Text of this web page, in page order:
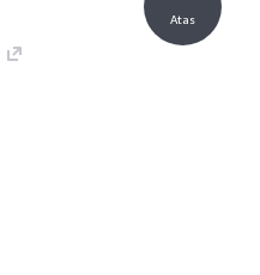
Atas